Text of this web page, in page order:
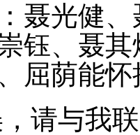
聂光健
钰、聂
屈荫能
请与我